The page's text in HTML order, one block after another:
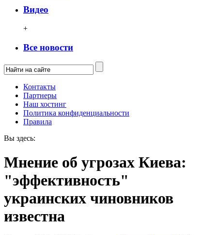
Видео
+
Все новости
Контакты
Партнеры
Наш хостинг
Политика конфиденциальности
Правила
Вы здесь:
Мнение об угрозах Киева:
"эффективность"
украинских чиновников
известна